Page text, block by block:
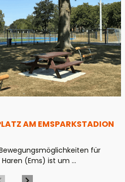
AM EMSPARKSTADION
für
(Ems) ist um ...